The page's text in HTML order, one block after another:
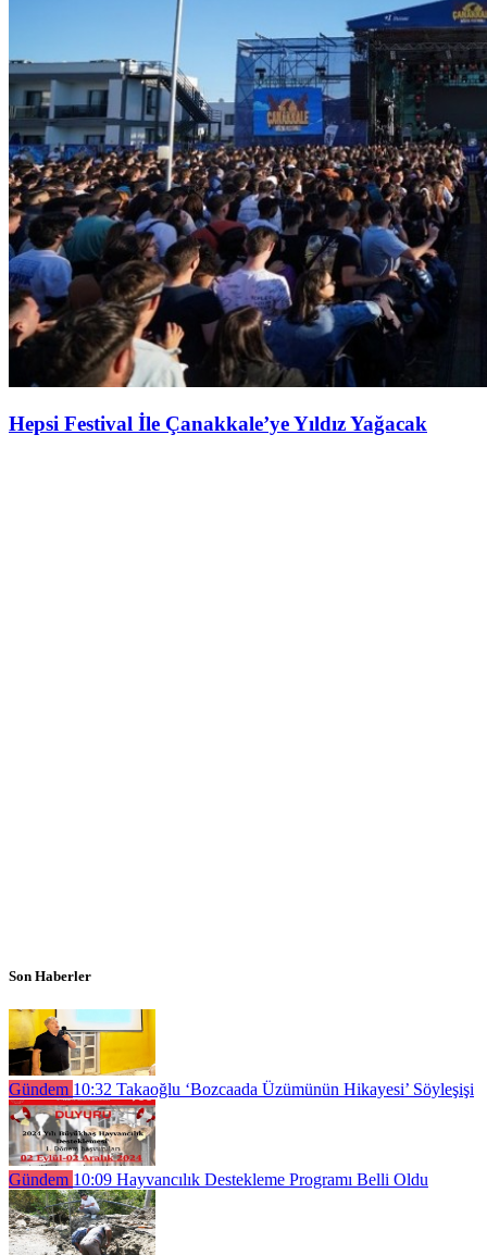
Hepsi Festival İle Çanakkale’ye Yıldız Yağacak
Son Haberler
Gündem 10:32 Takaoğlu ‘Bozcaada Üzümünün Hikayesi’ Söyleşişi
Gündem 10:09 Hayvancılık Destekleme Programı Belli Oldu